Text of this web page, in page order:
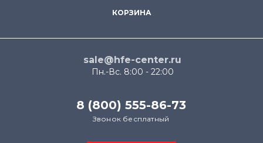
КОРЗИНА
sale@hfe-center.ru
Пн.-Вс. 8:00 - 22:00
8 (800) 555-86-73
Звонок бесплатный